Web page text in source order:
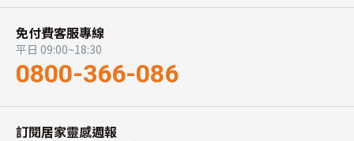
免付費客服專線
平日 09:00~18:30
0800-366-086
訂閱居家靈感週報